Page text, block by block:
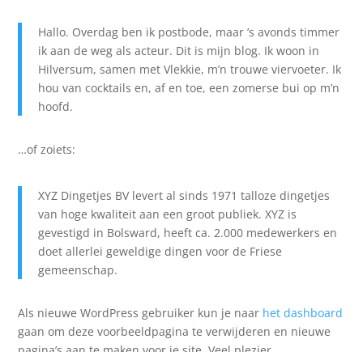
Hallo. Overdag ben ik postbode, maar ’s avonds timmer
ik aan de weg als acteur. Dit is mijn blog. Ik woon in
Hilversum, samen met Vlekkie, m’n trouwe viervoeter. Ik
hou van cocktails en, af en toe, een zomerse bui op m’n
hoofd.
…of zoiets:
XYZ Dingetjes BV levert al sinds 1971 talloze dingetjes
van hoge kwaliteit aan een groot publiek. XYZ is
gevestigd in Bolsward, heeft ca. 2.000 medewerkers en
doet allerlei geweldige dingen voor de Friese
gemeenschap.
Als nieuwe WordPress gebruiker kun je naar het dashboard
gaan om deze voorbeeldpagina te verwijderen en nieuwe